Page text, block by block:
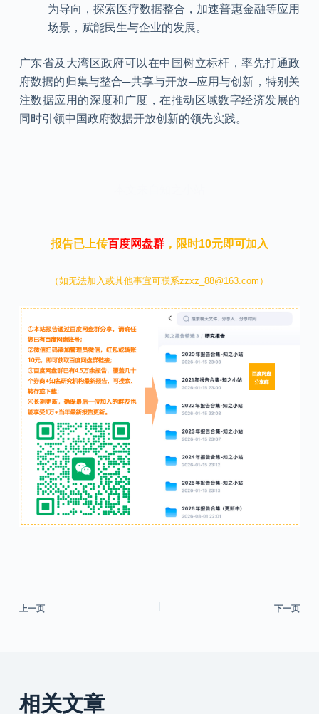
为导向，探索医疗数据整合，加速普惠金融等应用
场景，赋能民生与企业的发展。
广东省及大湾区政府可以在中国树立标杆，率先打通政
府数据的归集与整合─共享与开放─应用与创新，特别关
注数据应用的深度和广度，在推动区域数字经济发展的
同时引领中国政府数据开放创新的领先实践。
报告已上传百度网盘群，限时10元即可加入
（如无法加入或其他事宜可联系zzxz_88@163.com）
上一页 下一页
相关文章